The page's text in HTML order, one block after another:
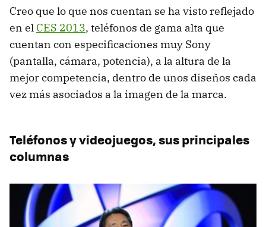
Creo que lo que nos cuentan se ha visto reflejado
en el CES 2013, teléfonos de gama alta que
cuentan con especificaciones muy Sony
(pantalla, cámara, potencia), a la altura de la
mejor competencia, dentro de unos diseños cada
vez más asociados a la imagen de la marca.
Teléfonos y videojuegos, sus principales
columnas